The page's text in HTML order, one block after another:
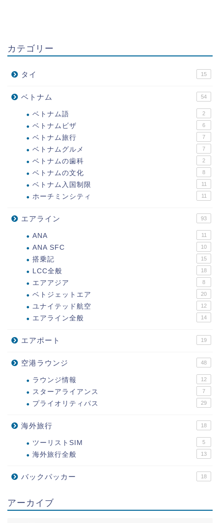
カテゴリー
タイ 15
ベトナム 54
ベトナム語 2
ベトナムビザ 6
ベトナム旅行 7
ベトナムグルメ 7
ベトナムの歯科 2
ベトナムの文化 8
ベトナム入国制限 11
ホーチミンシティ 11
エアライン 93
ANA 11
ANA SFC 10
搭乗記 15
LCC全般 18
エアアジア 8
ベトジェットエア 20
ユナイテッド航空 12
エアライン全般 14
エアポート 19
空港ラウンジ 48
ラウンジ情報 12
スターアライアンス 7
プライオリティパス 29
海外旅行 18
ツーリストSIM 5
海外旅行全般 13
バックパッカー 18
アーカイブ